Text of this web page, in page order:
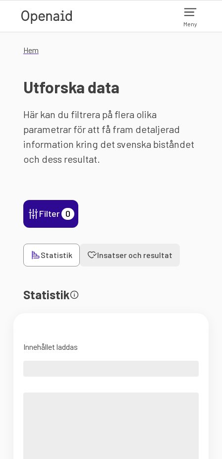
Meny
Hem
Utforska data
Här kan du filtrera på flera olika
parametrar för att få fram detaljerad
information kring det svenska biståndet
och dess resultat.
Filter 0
Statistik Insatser och resultat
Statistik
Innehållet laddas